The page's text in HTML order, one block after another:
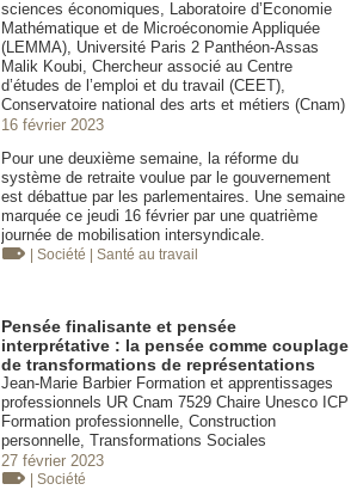
sciences économiques, Laboratoire d’Economie
Mathématique et de Microéconomie Appliquée
(LEMMA), Université Paris 2 Panthéon-Assas
Malik Koubi, Chercheur associé au Centre
d’études de l’emploi et du travail (CEET),
Conservatoire national des arts et métiers (Cnam)
16 février 2023
Pour une deuxième semaine, la réforme du
système de retraite voulue par le gouvernement
est débattue par les parlementaires. Une semaine
marquée ce jeudi 16 février par une quatrième
journée de mobilisation intersyndicale.
| Société | Santé au travail
Pensée finalisante et pensée
interprétative : la pensée comme couplage
de transformations de représentations
Jean-Marie Barbier Formation et apprentissages
professionnels UR Cnam 7529 Chaire Unesco ICP
Formation professionnelle, Construction
personnelle, Transformations Sociales
27 février 2023
| Société